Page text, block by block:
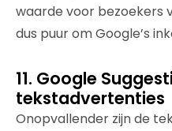
waarde voor bezoekers
dus puur om Google’s
11. Google
tekstadvertenties
Onopvallender zijn de